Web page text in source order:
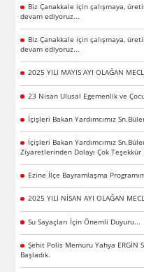
Biz Çanakkale için çalışmaya,
devam ediyoruz...
Biz Çanakkale için çalışmaya,
devam ediyoruz...
2025 YILI MAYIS AYI OLAĞAN
23 Nisan Ulusal Egemenlik ve
İçişleri Bakan Yardımcımız
İçişleri Bakan Yardımcımız
Ziyaretlerinden Dolayı Çok Teşekkür
Ezine İlçe Bayramlaşma
2025 YILI NİSAN AYI OLAĞAN
Su Sayaçları İçin Önemli Duyuru...
Şehit Polis Memuru Yahya ERGİN
Başladık.